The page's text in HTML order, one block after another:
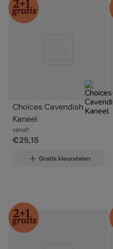
Choices Cavendish
Kaneel
vanaf:
€25,15
Gratis kleurstalen